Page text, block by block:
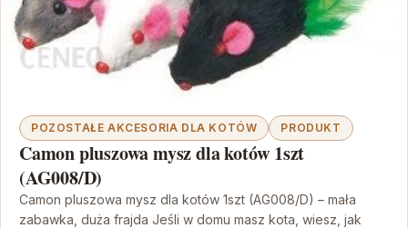
POZOSTAŁE AKCESORIA DLA KOTÓW PRODUKT
Camon pluszowa mysz dla kotów 1szt
(AG008/D)
Camon pluszowa mysz dla kotów 1szt (AG008/D) – mała
zabawka, duża frajda Jeśli w domu masz kota, wiesz, jak